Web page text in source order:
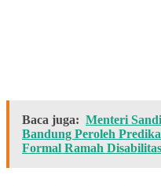
Baca juga: Menteri
Bandung Peroleh
Formal Ramah Disabilitas